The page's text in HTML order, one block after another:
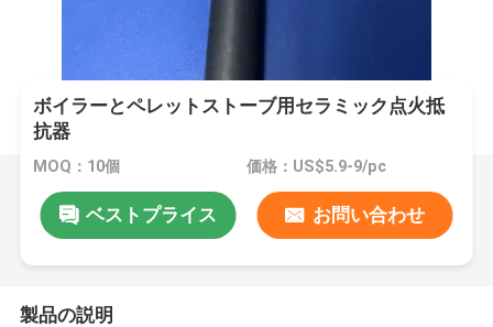
ボイラーとペレットストーブ用セラミック点火抵
抗器
MOQ：10個 価格：US$5.9-9/pc
ベストプライス お問い合わせ
製品の説明